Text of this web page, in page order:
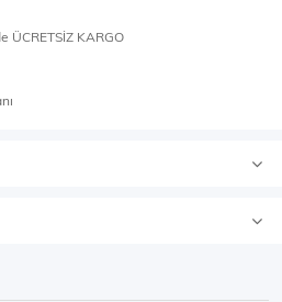
ÜCRETSİZ KARGO